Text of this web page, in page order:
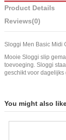
Product Details
Reviews(0)
Sloggi Men Basic Midi
Mooie Sloggi slip
toevoeging. Sloggi
geschikt voor dagelijks
You might also